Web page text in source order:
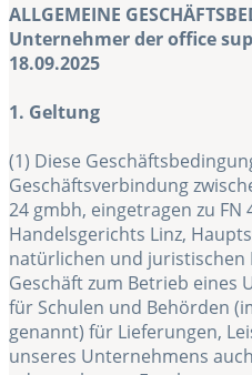
ALLGEMEINE
Unternehmer der office
18.09.2025
1. Geltung
(1) Diese
Geschäftsverbindung
24 gmbh, eingetragen zu FN
Handelsgerichts Linz,
natürlichen und juristischen
Geschäft zum Betrieb eines
für Schulen und Behörden
genannt) für Lieferungen,
unseres Unternehmens